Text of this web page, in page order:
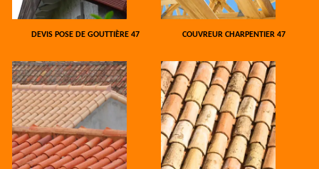
DEVIS POSE DE GOUTTIÈRE 47 COUVREUR CHARPENTIER 47